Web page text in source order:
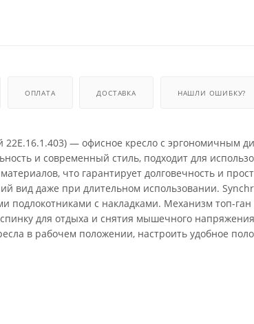
ОПЛАТА ДОСТАВКА НАШЛИ ОШИБКУ?
22E.16.1.403) — офисное кресло с эргономичным
и современный стиль, подходит для
что гарантирует долговечность и
вид даже при длительном использовании.
с накладками. Механизм топ-ган
для отдыха и снятия мышечного
в рабочем положении, настроить удобное